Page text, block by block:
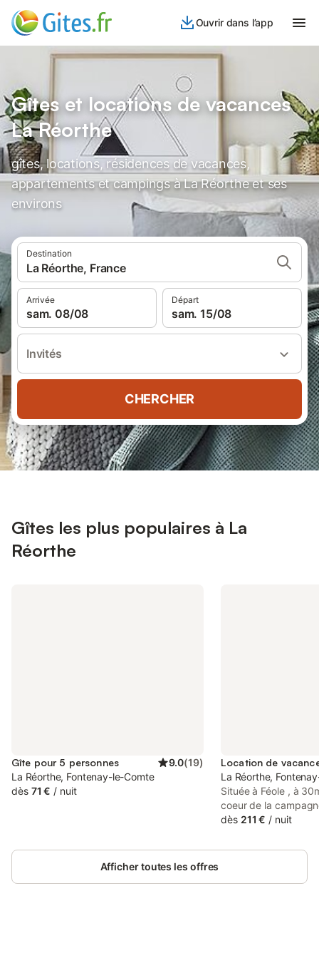
Ouvrir dans l’app
Gîtes et locations de vacances
La Réorthe
gîtes, locations, résidences de vacances,
appartements et campings à La Réorthe et ses
environs
Destination
La Réorthe, France
Arrivée
sam. 08/08
Départ
sam. 15/08
Invités
CHERCHER
Gîtes les plus populaires à La
Réorthe
Gîte pour 5 personnes 9.0(19)
La Réorthe, Fontenay-le-Comte
dès 71 € / nuit
La Réorthe,
Située à Féole , à
coeur de la
Villa Contemporaine
personnes avec
dès 211 € / nuit
Afficher toutes les offres